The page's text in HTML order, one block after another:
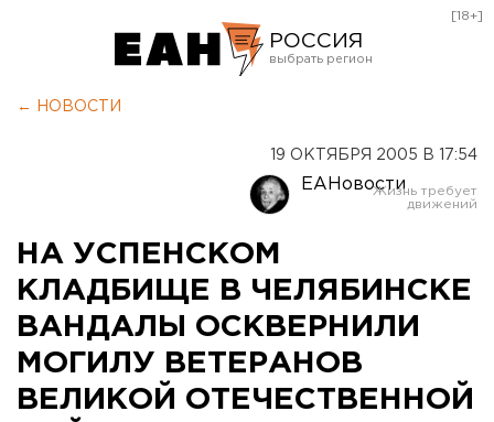
РОССИЯ
Оренбург
[18+]
← НОВОСТИ
19 ОКТЯБРЯ 2005 В 17:54
ЕАНовости
НА УСПЕНСКОМ
КЛАДБИЩЕ В ЧЕЛЯБИНСКЕ
ВАНДАЛЫ ОСКВЕРНИЛИ
МОГИЛУ ВЕТЕРАНОВ
ВЕЛИКОЙ ОТЕЧЕСТВЕННОЙ